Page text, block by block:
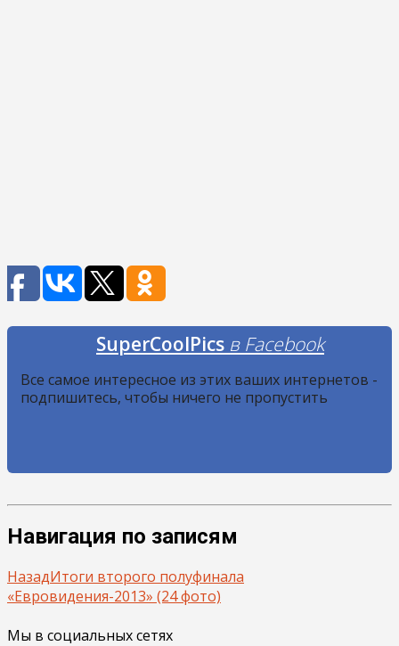
SuperCoolPics в Facebook
Все самое интересное из этих ваших интернетов -
подпишитесь, чтобы ничего не пропустить
Навигация по записям
НазадИтоги второго полуфинала
«Евровидения-2013» (24 фото)
Мы в социальных сетях